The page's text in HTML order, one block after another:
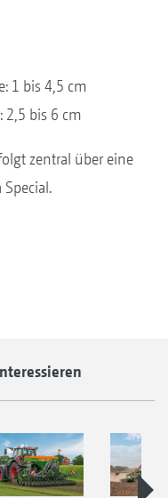
1 bis 4,5 cm
2,5 bis 6 cm
zentral über eine